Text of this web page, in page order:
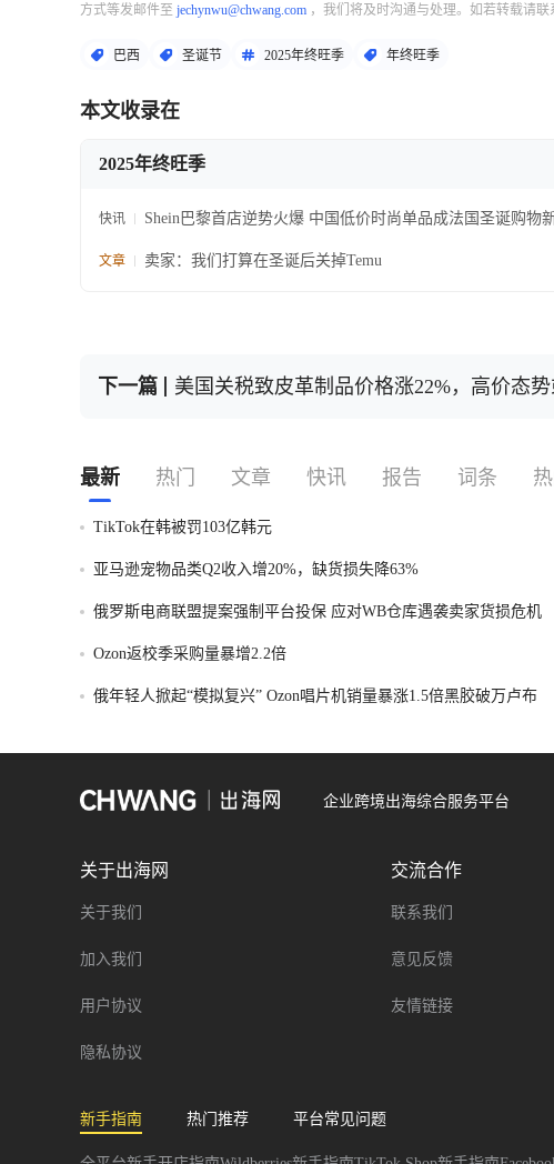
方式等发邮件至 jechynwu@chwang.com ，我们将及时沟通与处理。如若转载请联
巴西 圣诞节 2025年终旺季 年终旺季
本文收录在
2025年终旺季
快讯 Shein巴黎首店逆势火爆 中国低价时尚单品成法国圣诞购物
文章 卖家：我们打算在圣诞后关掉Temu
下一篇 美国关税致皮革制品价格涨22%，高价态
最新 热门 文章 快讯 报告 词条
TikTok在韩被罚103亿韩元
亚马逊宠物品类Q2收入增20%，缺货损失降63%
俄罗斯电商联盟提案强制平台投保 应对WB仓库遇袭卖家货损危机
Ozon返校季采购量暴增2.2倍
俄年轻人掀起“模拟复兴” Ozon唱片机销量暴涨1.5倍黑胶破万卢布
企业跨境出海综合服务平台
关于出海网
关于我们
加入我们
用户协议
隐私协议
交流合作
联系我们
意见反馈
友情链接
新手指南 热门推荐 平台常见问题